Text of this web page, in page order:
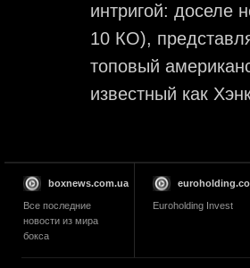
интригой: доселе
10 КО),
топовый
известный как
boxnews.com.ua
Все последние
новости из мира
бокса
Euroholding Invest